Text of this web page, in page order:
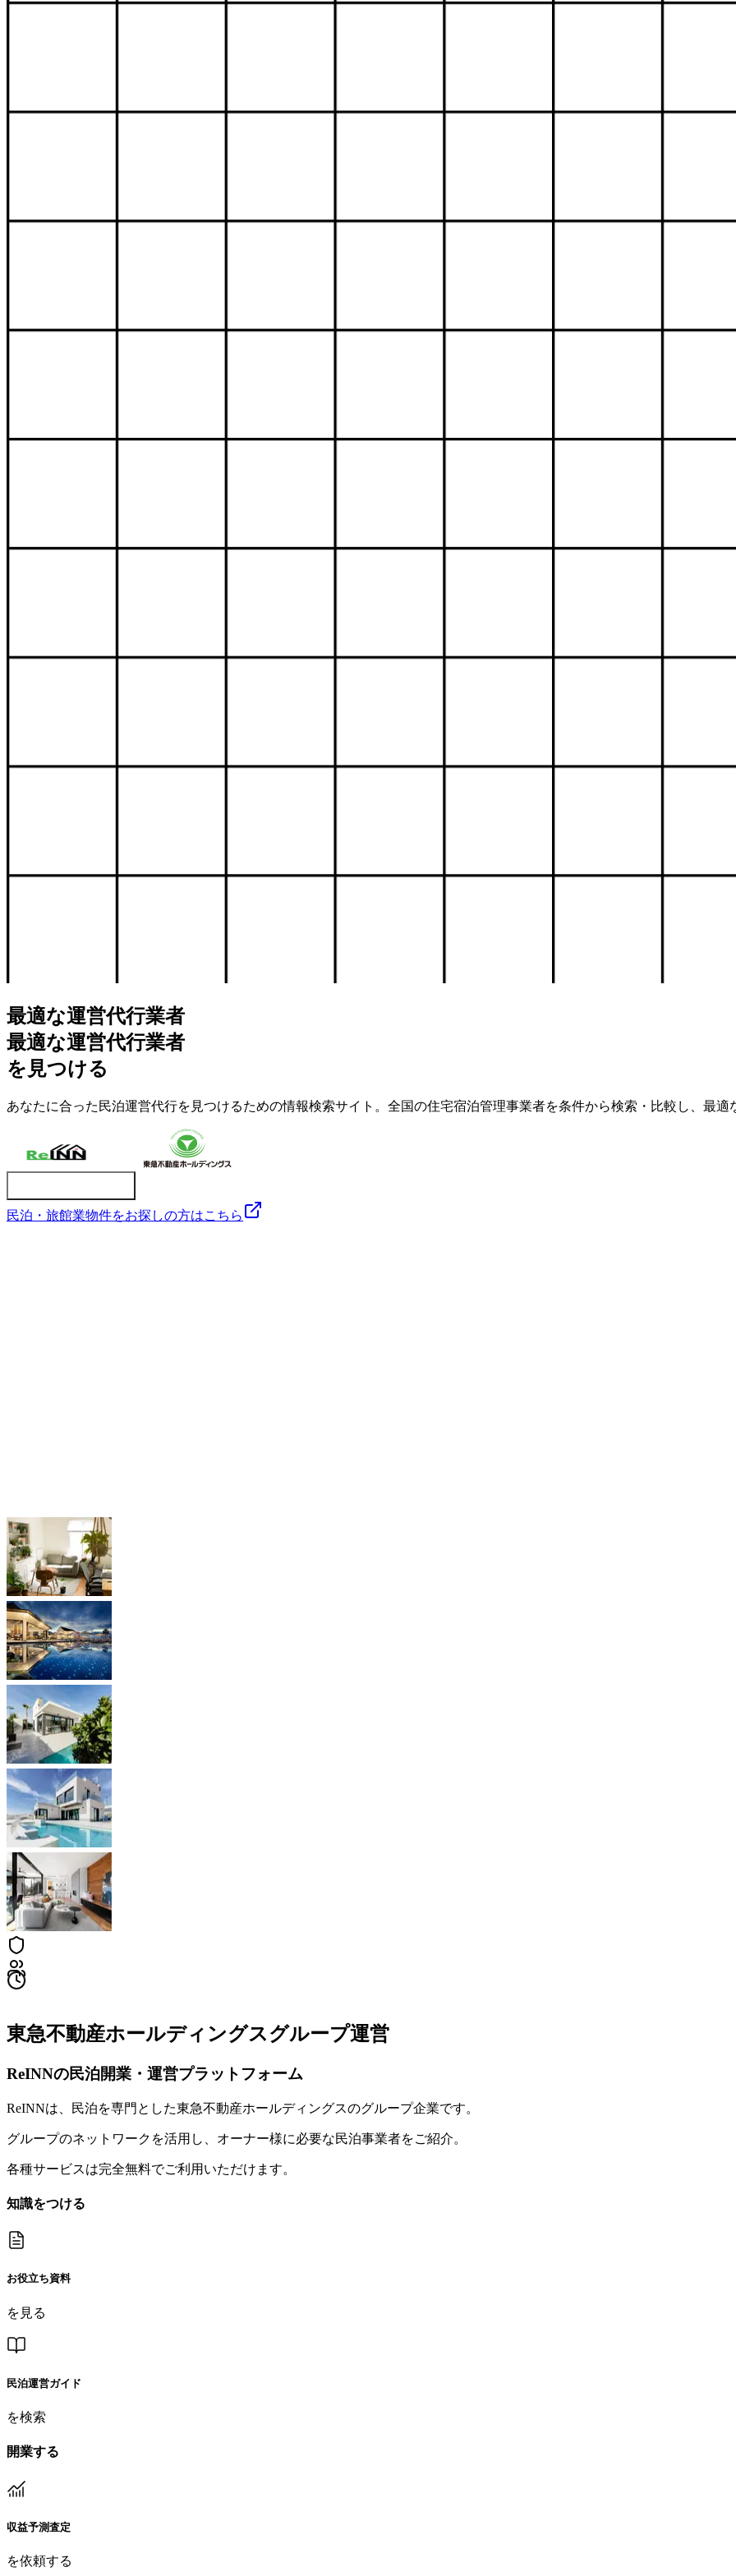
最適な運営代行業者
最適な運営代行業者
を見つける
あなたに合った民泊運営代行を見つけるための情報検索サイト。全国の住宅宿泊管理事業者を条件から検索・比較し、最適
民泊・旅館業物件をお探しの方はこちら
東急不動産ホールディングスグループ運営
ReINNの民泊開業・運営プラットフォーム
ReINNは、民泊を専門とした東急不動産ホールディングスのグループ企業です。
グループのネットワークを活用し、オーナー様に必要な民泊事業者をご紹介。
各種サービスは完全無料でご利用いただけます。
知識をつける
お役立ち資料
を見る
民泊運営ガイド
を検索
開業する
収益予測査定
を依頼する